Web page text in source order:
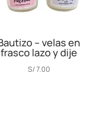
– velas en
frasco lazo y dije
S/7.00